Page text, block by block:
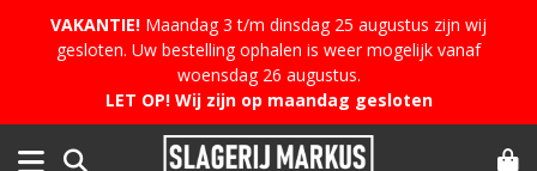
VAKANTIE! Maandag 3 t/m dinsdag 25 augustus zijn wij
gesloten. Uw bestelling ophalen is weer mogelijk vanaf
woensdag 26 augustus.
LET OP! Wij zijn op maandag gesloten